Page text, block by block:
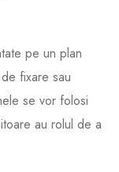
pe un plan
fixare sau
se vor folosi
au rolul de a